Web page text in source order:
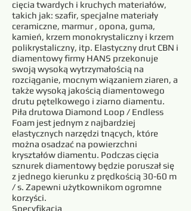
cięcia twardych i kruchych materiałów,
takich jak: szafir, specjalne materiały
ceramiczne, marmur , opona, guma,
kamień, krzem monokrystaliczny i krzem
polikrystaliczny, itp. Elastyczny drut CBN i
diamentowy firmy HANS przekonuje
swoją wysoką wytrzymałością na
rozciąganie, mocnym wiązaniem ziaren, a
także wysoką jakością diamentowego
drutu pętelkowego i ziarno diamentu.
Piła drutowa Diamond Loop / Endless
Foam jest jednym z najbardziej
elastycznych narzędzi tnących, które
można osadzać na powierzchni
kryształów diamentu. Podczas cięcia
sznurek diamentowy będzie poruszał się
z jednego kierunku z prędkością 30-60 m
/ s. Zapewni użytkownikom ogromne
korzyści.
Specyfikacja